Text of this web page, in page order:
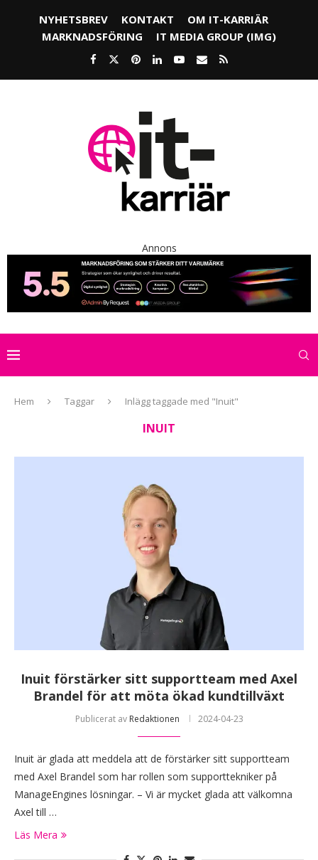
NYHETSBREV KONTAKT
OM IT-KARRIÄR
MARKNADSFÖRING
IT MEDIA GROUP (IMG)
Annons
Hem Taggar Inlägg taggade med "Inuit"
INUIT
Inuit förstärker sitt supportteam med Axel
Brandel för att möta ökad kundtillväxt
Publicerat av Redaktionen 2024-04-23
Inuit är glada att meddela att de förstärker sitt supportteam
med Axel Brandel som har rollen som supporttekniker på
ManageEngines lösningar. – Vi är mycket glada att välkomna
Axel till …
Läs Mera